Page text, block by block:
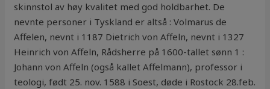
skinnstol av høy kvalitet med god holdbarhet. De
nevnte personer i Tyskland er altså : Volmarus de
Affelen, nevnt i 1187 Dietrich von Affeln, nevnt i 1327
Heinrich von Affeln, Rådsherre på 1600-tallet sønn 1 :
Johann von Affeln (også kallet Affelmann), professor i
teologi, født 25. nov. 1588 i Soest, døde i Rostock 28.feb.